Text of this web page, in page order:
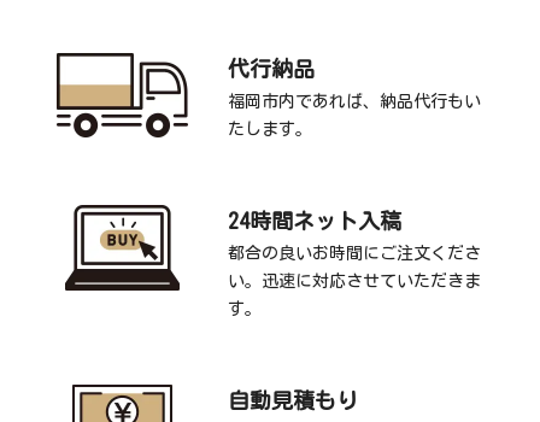
代行納品
福岡市内であれば、納品代行もい
たします。
24時間ネット入稿
都合の良いお時間にご注文くださ
い。迅速に対応させていただきま
す。
自動見積もり